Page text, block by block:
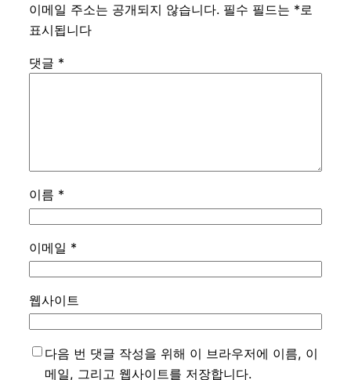
이메일 주소는 공개되지 않습니다. 필수 필드는 *로
표시됩니다
댓글 *
이름 *
이메일 *
웹사이트
다음 번 댓글 작성을 위해 이 브라우저에 이름, 이
메일, 그리고 웹사이트를 저장합니다.